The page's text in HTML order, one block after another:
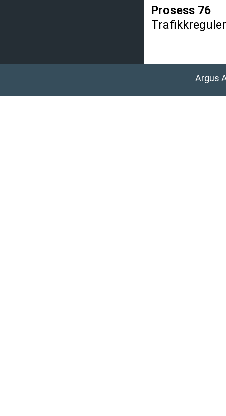
Prosess 76
Argus